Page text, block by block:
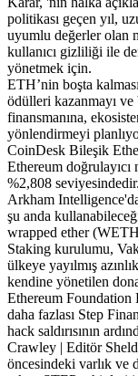
politikası geçen yıl,
uyumlu değerler olan
kullanıcı gizliliği ile
yönetmek için.
ETH’nin boşta
ödülleri kazanmayı ve
finansmanına,
yönlendirmeyi
CoinDesk Bileşik
Ethereum
%2,808 seviyesindedir.
Arkham
şu anda
wrapped ether
Staking kurulumu,
ülkeye yayılmış
kendine yönetilen
Ethereum Foundation
daha fazlası Step
hack saldırısının
Crawley | Editör
öncesindeki varlık ve